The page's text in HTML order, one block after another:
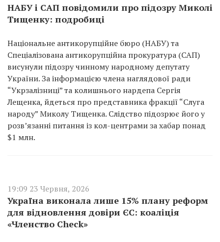
НАБУ і САП повідомили про підозру Миколі
Тищенку: подробиці
Національне антикорупційне бюро (НАБУ) та
Спеціалізована антикорупційна прокуратура (САП)
висунули підозру чинному народному депутату
України. За інформацією члена наглядової ради
“Укрзалізниці” та колишнього нардепа Сергія
Лещенка, йдеться про представника фракції “Слуга
народу” Миколу Тищенка. Слідство підозрює його у
розв’язанні питання із кол-центрами за хабар понад
$1 млн.
19:09 23 Червня, 2026
Україна виконала лише 15% плану реформ
для відновлення довіри ЄС: коаліція
«Членство Check»